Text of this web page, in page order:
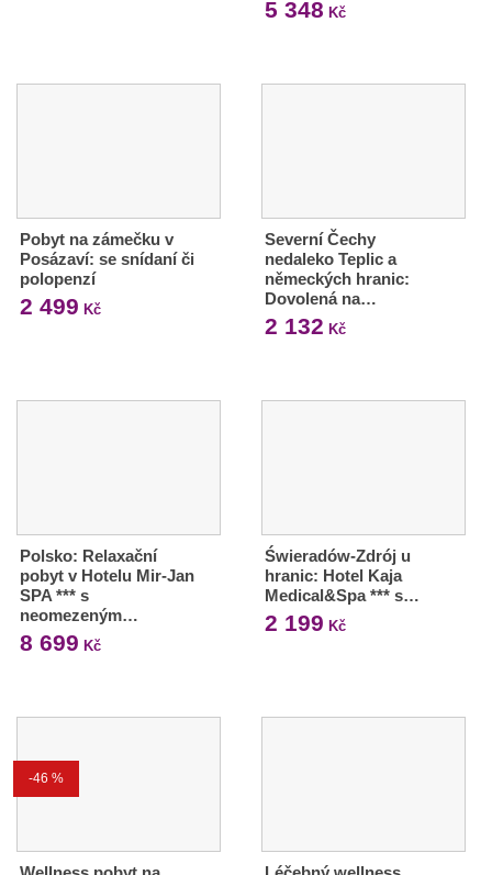
5 348 Kč
Pobyt na zámečku v
Posázaví: se snídaní či
polopenzí
2 499 Kč
Severní Čechy
nedaleko Teplic a
německých hranic:
Dovolená na…
2 132 Kč
Polsko: Relaxační
pobyt v Hotelu Mir-Jan
SPA *** s
neomezeným…
8 699 Kč
Świeradów-Zdrój u
hranic: Hotel Kaja
Medical&Spa *** s…
2 199 Kč
-46 %